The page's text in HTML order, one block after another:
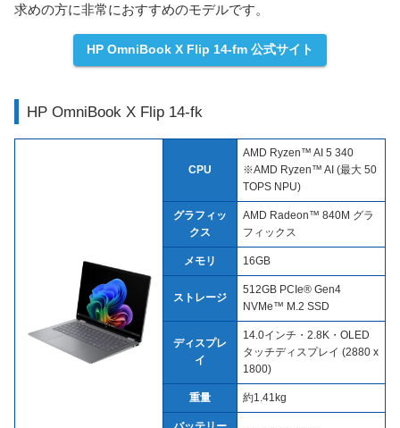
求めの方に非常におすすめのモデルです。
HP OmniBook X Flip 14-fm 公式サイト
HP OmniBook X Flip 14-fk
CPU
AMD Ryzen™ AI 5 340
※AMD Ryzen™ AI (最大 50
TOPS NPU)
グラフィッ
クス
AMD Radeon™ 840M グラ
フィックス
メモリ 16GB
ストレージ
512GB PCIe® Gen4
NVMe™ M.2 SSD
ディスプレ
イ
14.0インチ・2.8K・OLED
タッチディスプレイ (2880 x
1800)
重量 約1.41kg